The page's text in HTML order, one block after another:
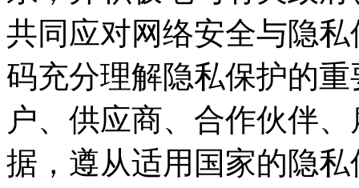
共同应对网络安全与隐
码充分理解隐私保护的重要
户、供应商、合作伙
据，遵从适用国家的